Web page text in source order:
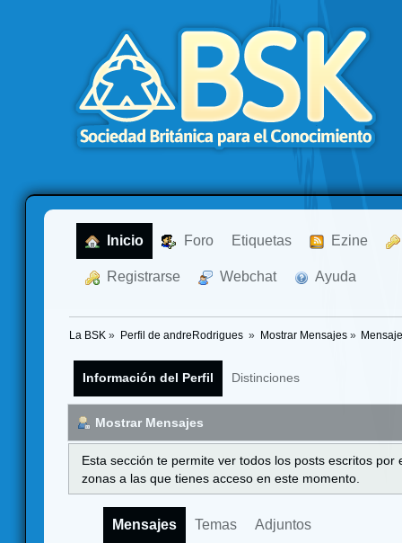
Inicio Foro Etiquetas Ezine
Registrarse Webchat Ayuda
La BSK » Perfil de andreRodrigues » Mostrar Mensajes»
Información del Perfil Distinciones
Mostrar Mensajes
Esta sección te permite ver todos los posts escritos
zonas a las que tienes acceso en este momento.
Mensajes Temas Adjuntos